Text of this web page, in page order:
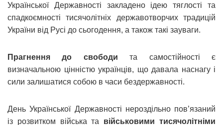
Української Державності закладено ідею тяглості та
спадкоємності тисячолітніх державотворчих традицій
України від Русі до сьогодення, а також такі зауваги.
Прагнення до свободита самостійності є
визначальною цінністю українців, що давала наснагу і
сили залишатися собою в часи бездержавності.
День Української Державності нероздільно пов’язаний
із розвитком війська та військовими тисячолітніми